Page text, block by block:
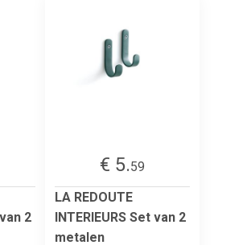
2
€ 5.59
LA REDOUTE
INTERIEURS Set van 2
metalen